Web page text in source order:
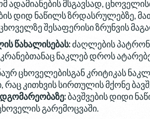
ადამიანების მსგავსად,
დიდ ნაწილს ზრდასრულებზე,
შესაფერისი ზრუნვის
წახალისებას:ძაღლების პატრონ
ნაკლებ დროს
ცხოველებისგან კრიტიკას
კითხვის სირთულის მქონე
ბავშვების დიდი
გარემოცვაში.